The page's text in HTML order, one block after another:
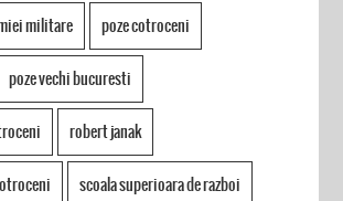
militare poze cotroceni
poze vechi bucuresti
robert janak
scoala superioara de razboi